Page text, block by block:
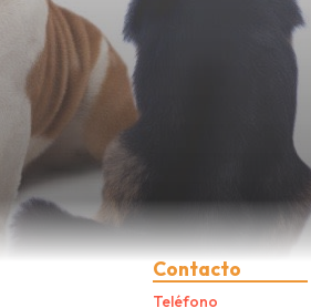
Contacto
Teléfono